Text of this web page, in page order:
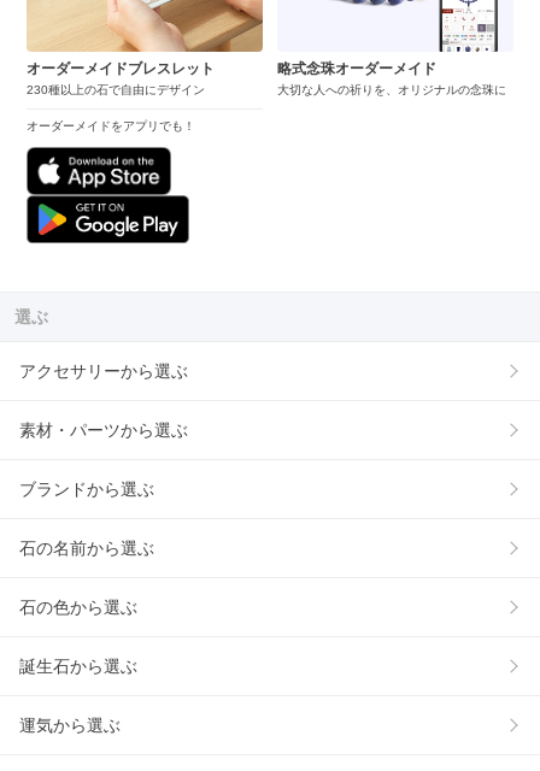
オーダーメイドブレスレット
230種以上の石で自由にデザイン
オーダーメイドをアプリでも！
略式念珠オーダーメイド
大切な人への祈りを、オリジナルの念珠に
選ぶ
アクセサリーから選ぶ
素材・パーツから選ぶ
ブランドから選ぶ
石の名前から選ぶ
石の色から選ぶ
誕生石から選ぶ
運気から選ぶ